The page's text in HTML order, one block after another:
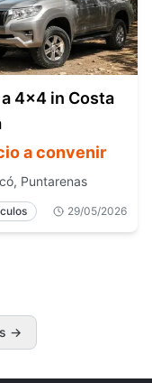
a 4x4 in Costa
a convenir
Puntarenas
29/05/2026
→